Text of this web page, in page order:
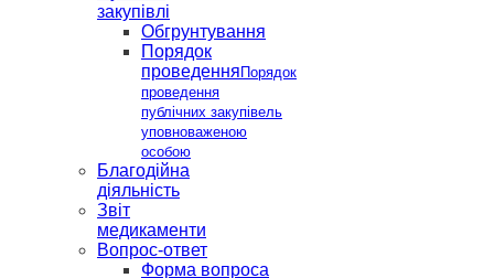
закупівлі
Обгрунтування
Порядок
проведення Порядок
проведення
публічних закупівель
уповноваженою
особою
Благодійна
діяльність
Звіт
медикаменти
Вопрос-ответ
Форма вопроса